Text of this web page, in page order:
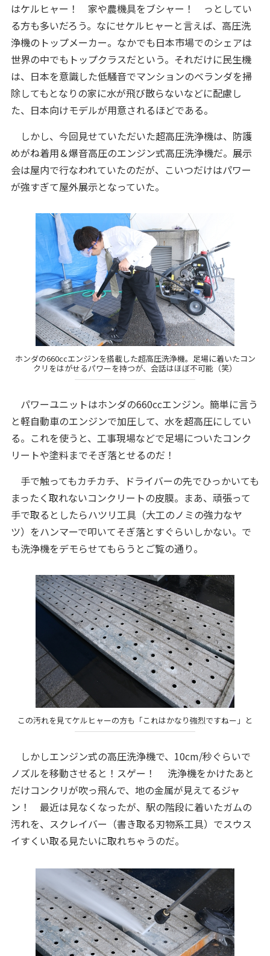
はケルヒャー！ 家や農機具をブシャー！ っとしてい
る方も多いだろう。なにせケルヒャーと言えば、高圧洗
浄機のトップメーカー。なかでも日本市場でのシェアは
世界の中でもトップクラスだという。それだけに民生機
は、日本を意識した低騒音でマンションのベランダを掃
除してもとなりの家に水が飛び散らないなどに配慮し
た、日本向けモデルが用意されるほどである。
しかし、今回見せていただいた超高圧洗浄機は、防護
めがね着用＆爆音高圧のエンジン式高圧洗浄機だ。展示
会は屋内で行なわれていたのだが、こいつだけはパワー
が強すぎて屋外展示となっていた。
ホンダの660ccエンジンを搭載した超高圧洗浄機。足場に着いたコン
クリをはがせるパワーを持つが、会話はほぼ不可能（笑）
パワーユニットはホンダの660ccエンジン。簡単に言う
と軽自動車のエンジンで加圧して、水を超高圧にしてい
る。これを使うと、工事現場などで足場についたコンク
リートや塗料までそぎ落とせるのだ！
手で触ってもカチカチ、ドライバーの先でひっかいても
まったく取れないコンクリートの皮膜。まあ、頑張って
手で取るとしたらハツリ工具（大工のノミの強力なヤ
ツ）をハンマーで叩いてそぎ落とすぐらいしかない。で
も洗浄機をデモらせてもらうとご覧の通り。
この汚れを見てケルヒャーの方も「これはかなり強烈ですねー」と
しかしエンジン式の高圧洗浄機で、10cm/秒ぐらいで
ノズルを移動させると！スゲー！ 洗浄機をかけたあと
だけコンクリが吹っ飛んで、地の金属が見えてるジャ
ン！ 最近は見なくなったが、駅の階段に着いたガムの
汚れを、スクレイバー（書き取る刃物系工具）でスウス
イすくい取る見たいに取れちゃうのだ。